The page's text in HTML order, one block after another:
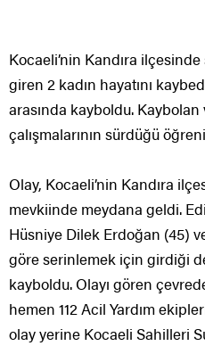
Kocaeli’nin Kandıra
giren 2 kadın hayatını
arasında kayboldu. Kaybolan
çalışmalarının sürdüğü
Olay, Kocaeli’nin Kandıra
mevkiinde meydana geldi.
Hüsniye Dilek Erdoğan (45)
göre serinlemek için girdiği
kayboldu. Olayı gören
hemen 112 Acil Yardım
olay yerine Kocaeli Sahilleri